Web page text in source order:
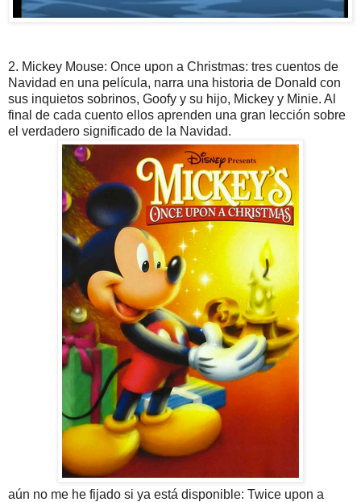
2. Mickey Mouse: Once upon a Christmas: tres cuentos de
Navidad en una película, narra una historia de Donald con
sus inquietos sobrinos, Goofy y su hijo, Mickey y Minie. Al
final de cada cuento ellos aprenden una gran lección sobre
el verdadero significado de la Navidad.
aún no me he fijado si ya está disponible: Twice upon a